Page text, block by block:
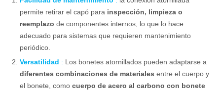
permite retirar el capó para inspección, limpieza o
reemplazo de componentes internos, lo que lo hace
adecuado para sistemas que requieren mantenimiento
periódico.
Versatilidad : Los bonetes atornillados pueden adaptarse a
diferentes combinaciones de materiales entre el cuerpo y
el bonete, como cuerpo de acero al carbono con bonete